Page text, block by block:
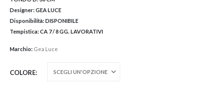
Designer:GEA LUCE
Disponibilità:DISPONIBILE
Tempistica:CA 7 / 8 GG. LAVORATIVI
Marchio: Gea Luce
COLORE